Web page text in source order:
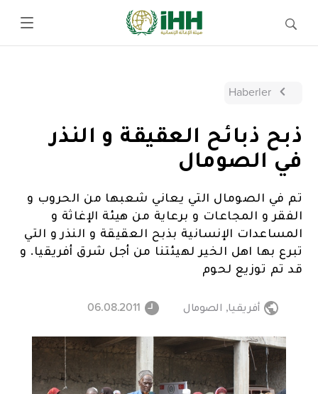
Haberler
ذبح ذبائح العقيقة و النذر
في الصومال
تم في الصومال التي يعاني شعبها من الحروب و
الفقر و المجاعات و برعاية من هيئة الإغاثة و
المساعدات الإنسانية بذبح العقيقة و النذر و التي
تبرع بها اهل الخير لهيئتنا من أجل شرق أفريقيا. و
قد تم توزيع لحوم
أفريقيا, الصومال 06.08.2011